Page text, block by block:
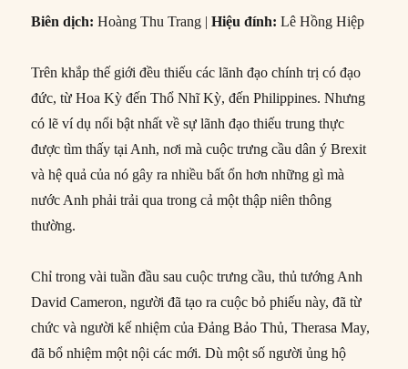
Biên dịch: Hoàng Thu Trang |Hiệu đính: Lê Hồng Hiệp
Trên khắp thế giới đều thiếu các lãnh đạo chính trị có đạo
đức, từ Hoa Kỳ đến Thổ Nhĩ Kỳ, đến Philippines. Nhưng
có lẽ ví dụ nổi bật nhất về sự lãnh đạo thiếu trung thực
được tìm thấy tại Anh, nơi mà cuộc trưng cầu dân ý Brexit
và hệ quả của nó gây ra nhiều bất ổn hơn những gì mà
nước Anh phải trải qua trong cả một thập niên thông
thường.
Chỉ trong vài tuần đầu sau cuộc trưng cầu, thủ tướng Anh
David Cameron, người đã tạo ra cuộc bỏ phiếu này, đã từ
chức và người kế nhiệm của Đảng Bảo Thủ, Therasa May,
đã bổ nhiệm một nội các mới. Dù một số người ủng hộ